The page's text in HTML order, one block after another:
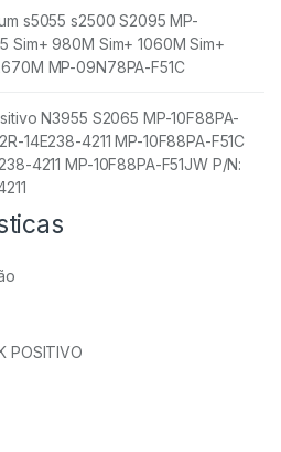
s5055 s2500 S2095 MP-
Sim+ 980M Sim+ 1060M Sim+
MP-09N78PA-F51C
N3955 S2065 MP-10F88PA-
14E238-4211 MP-10F88PA-F51C
4211 MP-10F88PA-F51JW P/N:
POSITIVO